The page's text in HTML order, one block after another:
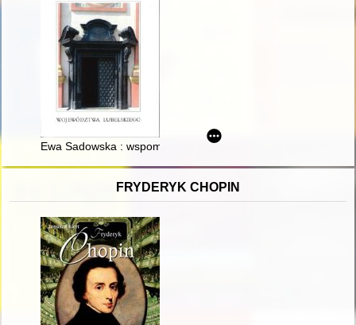
Ewa Sadowska : wspomnienie
FRYDERYK CHOPIN